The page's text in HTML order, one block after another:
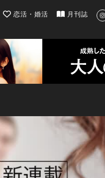
のグルメ、洗練されたライフ
恋活・婚活 月刊誌